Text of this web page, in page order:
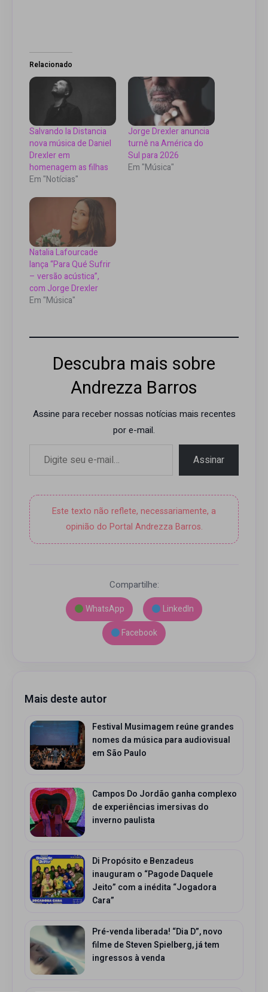
Relacionado
Salvando la Distancia
nova música de Daniel
Drexler em
homenagem as filhas
Em "Notícias"
Jorge Drexler anuncia
turnê na América do
Sul para 2026
Em "Música"
Natalia Lafourcade
lança “Para Qué Sufrir
– versão acústica”,
com Jorge Drexler
Em "Música"
Descubra mais sobre
Andrezza Barros
Assine para receber nossas notícias mais recentes
por e-mail.
Assinar
Este texto não reflete, necessariamente, a
opinião do Portal Andrezza Barros.
Compartilhe:
WhatsApp
LinkedIn
Facebook
Mais deste autor
Festival Musimagem reúne grandes
nomes da música para audiovisual
em São Paulo
Campos Do Jordão ganha complexo
de experiências imersivas do
inverno paulista
Di Propósito e Benzadeus
inauguram o “Pagode Daquele
Jeito” com a inédita “Jogadora
Cara”
Pré-venda liberada! “Dia D”, novo
filme de Steven Spielberg, já tem
ingressos à venda